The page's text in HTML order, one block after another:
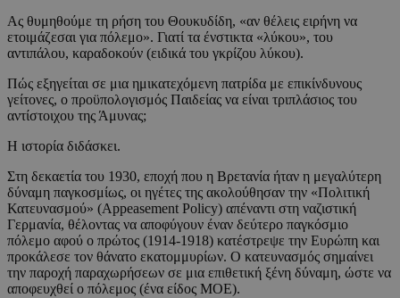
Ας θυμηθούμε τη ρήση του Θουκυδίδη, «αν θέλεις ειρήνη να
ετοιμάζεσαι για πόλεμο». Γιατί τα ένστικτα «λύκου», του
αντιπάλου, καραδοκούν (ειδικά του γκρίζου λύκου).
Πώς εξηγείται σε μια ημικατεχόμενη πατρίδα με επικίνδυνους
γείτονες, ο προϋπολογισμός Παιδείας να είναι τριπλάσιος του
αντίστοιχου της Άμυνας;
Η ιστορία διδάσκει.
Στη δεκαετία του 1930, εποχή που η Βρετανία ήταν η μεγαλύτερη
δύναμη παγκοσμίως, οι ηγέτες της ακολούθησαν την «Πολιτική
Κατευνασμού» (Appeasement Policy) απέναντι στη ναζιστική
Γερμανία, θέλοντας να αποφύγουν έναν δεύτερο παγκόσμιο
πόλεμο αφού ο πρώτος (1914-1918) κατέστρεψε την Ευρώπη και
προκάλεσε τον θάνατο εκατομμυρίων. Ο κατευνασμός σημαίνει
την παροχή παραχωρήσεων σε μια επιθετική ξένη δύναμη, ώστε να
αποφευχθεί ο πόλεμος (ένα είδος ΜΟΕ).